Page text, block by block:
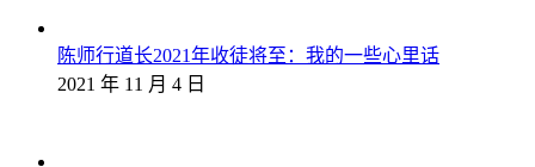
陈师行道长2021年收徒将至：我的一些心里话
2021 年 11 月 4 日